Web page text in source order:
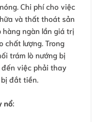
Chi phí cho việc
và thất thoát sản
hàng ngàn lần giá trị
chất lượng. Trong
trám lò nướng bị
việc phải thay
đắt tiền.
nổ: